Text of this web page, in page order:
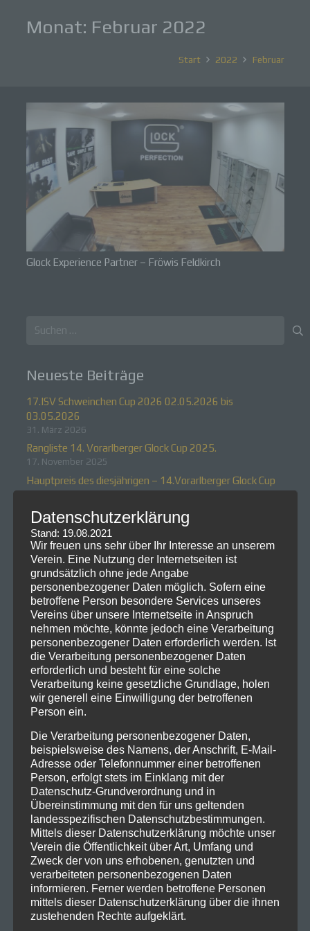
Monat: Februar 2022
Start 2022 Februar
Glock Experience Partner – Fröwis Feldkirch
Suchen
Neueste Beiträge
17.ISV Schweinchen Cup 2026 02.05.2026 bis
03.05.2026
31. März 2026
Rangliste 14. Vorarlberger Glock Cup 2025.
17. November 2025
Hauptpreis des diesjährigen – 14.Vorarlberger Glock Cup
14.Vorarlberger Glock Cup 2025
21. Oktober 2025
Rangliste zum 16.ISV Schweinchen Cup 2025
7. Juli 2025
Neueste Kommentare
Kontakt
ISV Feldkirch
Datenschutzerklärung
Stand: 19.08.2021
Wir freuen uns sehr über Ihr Interesse an unserem
Verein. Eine Nutzung der Internetseiten ist
grundsätzlich ohne jede Angabe
personenbezogener Daten möglich. Sofern eine
betroffene Person besondere Services unseres
Vereins über unsere Internetseite in Anspruch
nehmen möchte, könnte jedoch eine Verarbeitung
personenbezogener Daten erforderlich werden. Ist
die Verarbeitung personenbezogener Daten
erforderlich und besteht für eine solche
Verarbeitung keine gesetzliche Grundlage, holen
wir generell eine Einwilligung der betroffenen
Person ein.
Die Verarbeitung personenbezogener Daten,
beispielsweise des Namens, der Anschrift, E-Mail-
Adresse oder Telefonnummer einer betroffenen
Person, erfolgt stets im Einklang mit der
Datenschutz-Grundverordnung und in
Übereinstimmung mit den für uns geltenden
landesspezifischen Datenschutzbestimmungen.
Mittels dieser Datenschutzerklärung möchte unser
Verein die Öffentlichkeit über Art, Umfang und
Zweck der von uns erhobenen, genutzten und
verarbeiteten personenbezogenen Daten
informieren. Ferner werden betroffene Personen
mittels dieser Datenschutzerklärung über die ihnen
zustehenden Rechte aufgeklärt.